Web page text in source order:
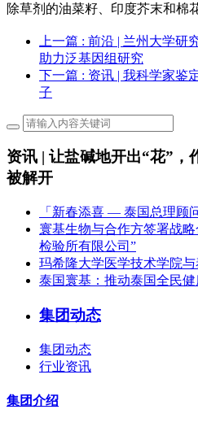
除草剂的油菜籽、印度芥末和棉
上一篇 : 前沿 | 兰州大学研
助力泛基因组研究
下一篇 : 资讯 | 我科学家鉴
子
资讯 | 让盐碱地开出“花”，
被解开
「新春添喜 — 泰国总理顾
寰基生物与合作方签署战
检验所有限公司”
玛希隆大学医学技术学院
泰国寰基：推动泰国全民
集团动态
集团动态
行业资讯
集团介绍